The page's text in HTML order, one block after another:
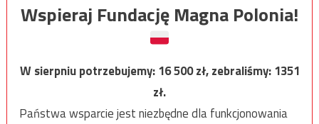
Wspieraj Fundację Magna Polonia!
W sierpniu potrzebujemy:16 500zł, zebraliśmy:1351
zł.
Państwa wsparcie jest niezbędne dla funkcjonowania